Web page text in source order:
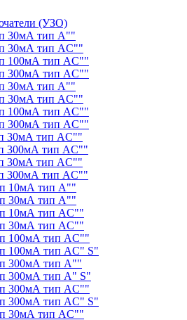
(УЗО)
30мА тип А""
30мА тип АC""
100мА тип АC""
300мА тип АC""
30мА тип А""
30мА тип АC""
100мА тип АC""
300мА тип АC""
30мА тип АC""
300мА тип АC""
30мА тип АC""
300мА тип АC""
10мА тип А""
30мА тип А""
10мА тип АC""
30мА тип АC""
100мА тип АC""
100мА тип АC" S"
300мА тип А""
300мА тип А" S"
300мА тип АC""
300мА тип АC" S"
30мА тип АC""